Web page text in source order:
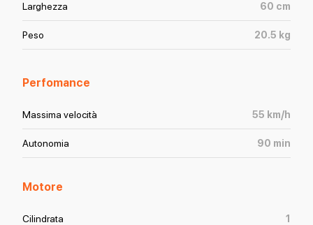
Larghezza 60 cm
Peso 20.5 kg
Perfomance
Massima velocità 55 km/h
Autonomia 90 min
Motore
Cilindrata 1